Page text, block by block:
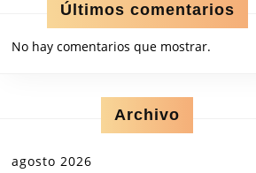
Últimos comentarios
No hay comentarios que mostrar.
Archivo
agosto 2026